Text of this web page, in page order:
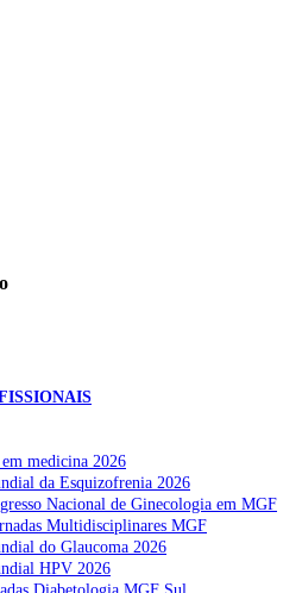
medicina 2026
da Esquizofrenia 2026
Nacional de Ginecologia em MGF
Multidisciplinares MGF
do Glaucoma 2026
HPV 2026